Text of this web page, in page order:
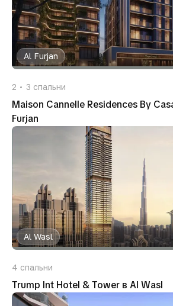
Al Furjan
2 3 спальни
Maison Cannelle Residences By
Furjan
Al Wasl
4 спальни
Trump Int Hotel & Tower в Al Wasl